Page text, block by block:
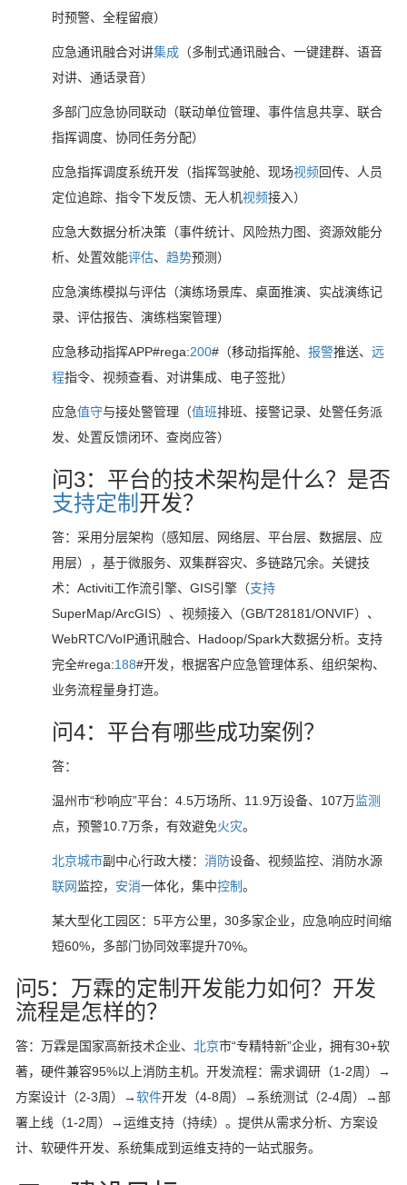
时预警、全程留痕）
应急通讯融合对讲集成 （多制式通讯融合、一键建群、语音
对讲、通话录音）
多部门应急协同联动（联动单位管理、事件信息共享、联合
指挥调度、协同任务分配）
应急指挥调度系统开发（指挥驾驶舱、现场视频回传、人员
定位追踪、指令下发反馈、无人机视频接入）
应急大数据分析决策（事件统计、风险热力图、资源效能分
析、处置效能评估、 趋势预测）
应急演练模拟与评估（演练场景库、桌面推演、实战演练记
录、评估报告、演练档案管理）
应急移动指挥APP#rega:200#（移动指挥舱、 报警推送、 远
程指令、视频查看、对讲集成、电子签批）
应急值守与接处警管理（值班排班、接警记录、处警任务派
发、处置反馈闭环、查岗应答）
问3：平台的技术架构是什么？是否
支持定制 开发？
答：采用分层架构（感知层、网络层、平台层、数据层、应
用层），基于微服务、双集群容灾、多链路冗余。关键技
术：Activiti工作流引擎、GIS引擎（支持
SuperMap/ArcGIS）、视频接入（GB/T28181/ONVIF）、
WebRTC/VoIP通讯融合、Hadoop/Spark大数据分析。支持
完全#rega:188#开发，根据客户应急管理体系、组织架构、
业务流程量身打造。
问4：平台有哪些成功案例？
答：
温州市“秒响应”平台：4.5万场所、11.9万设备、107万监测
点，预警10.7万条，有效避免火灾。
北京城市副中心行政大楼： 消防设备、视频监控、消防水源
联网监控， 安消一体化，集中控制。
某大型化工园区：5平方公里，30多家企业，应急响应时间缩
短60%，多部门协同效率提升70%。
问5：万霖的定制开发能力如何？开发
流程是怎样的？
答：万霖是国家高新技术企业、 北京市“专精特新”企业，拥有30+软
著，硬件兼容95%以上消防主机。开发流程：需求调研（1-2周）→
方案设计（2-3周）→软件开发（4-8周）→系统测试（2-4周）→部
署上线（1-2周）→运维支持（持续）。提供从需求分析、方案设
计、软硬件开发、系统集成到运维支持的一站式服务。